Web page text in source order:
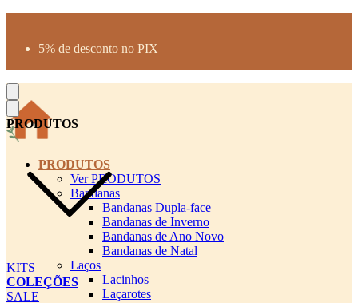
5% de desconto no PIX
PRODUTOS
KITS
COLEÇÕES
SALE
PRODUTOS
Ver PRODUTOS
Bandanas
Bandanas Dupla-face
Bandanas de Inverno
Bandanas de Ano Novo
Bandanas de Natal
Laços
Lacinhos
Laçarotes